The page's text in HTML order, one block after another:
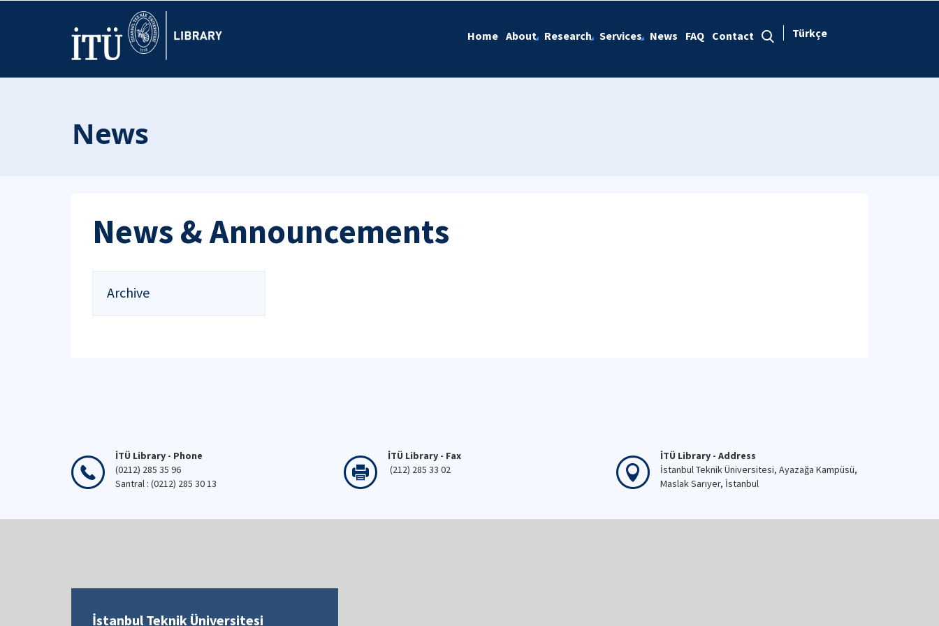
Home About Research Services News FAQ Contact Türkçe
News
News & Announcements
Archive
İTÜ Library - Phone
(0212) 285 35 96
Santral : (0212) 285 30 13
İTÜ Library - Fax
(212) 285 33 02
İTÜ Library - Address
İstanbul Teknik Üniversitesi, Ayazağa Kampüsü,
Maslak Sarıyer, İstanbul
İstanbul Teknik Üniversitesi